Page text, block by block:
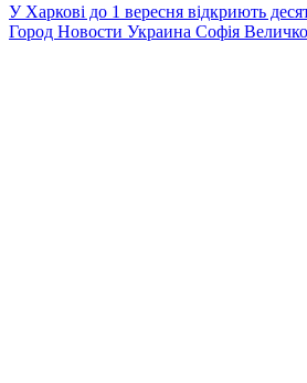
У Харкові до 1 вересня відкриють
Город Новости Украина Софія Величко